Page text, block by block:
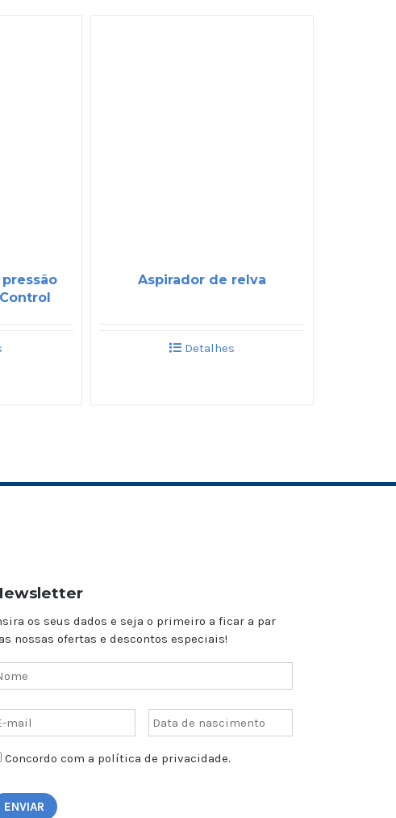
Aspirador de relva
Detalhes
os seus dados e seja o primeiro a ficar a par
nossas ofertas e descontos especiais!
Concordo com a política de privacidade.